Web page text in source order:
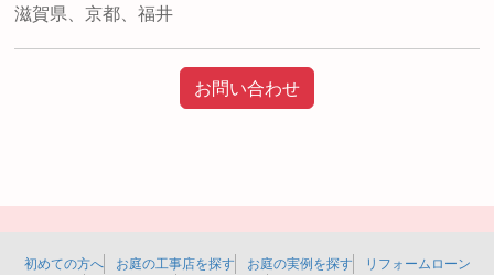
滋賀県、京都、福井
お問い合わせ
初めての方へ お庭の工事店を探す お庭の実例を探す
リフォームローン